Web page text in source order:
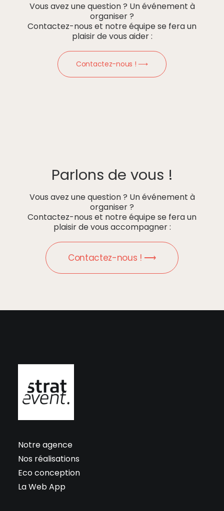
Vous avez une question ? Un événement à
organiser ?
Contactez-nous et notre équipe se fera un
plaisir de vous aider :
Contactez-nous ! ⟶
Parlons de vous !
Vous avez une question ? Un événement à
organiser ?
Contactez-nous et notre équipe se fera un
plaisir de vous accompagner :
Contactez-nous ! ⟶
Notre agence
Nos réalisations
Eco conception
La Web App